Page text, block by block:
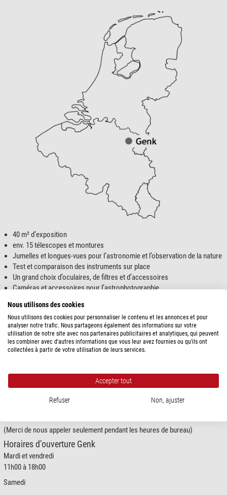
40 m² d’exposition
env. 15 télescopes et montures
Jumelles et longues-vues pour l’astronomie et l’observation de la nature
Test et comparaison des instruments sur place
Un grand choix d’oculaires, de filtres et d’accessoires
Caméras et accessoires pour l’astrophotographie
propre marque, Omegon
Exposition, planétarium et observatoire du Cosmodrome
Nous parlons néerlandais, français, anglais et allemand et nous serions
heureux de votre visite !
3600 Genk, Belgique
(Merci de nous appeler seulement pendant les heures de bureau)
Horaires d’ouverture Genk
Mardi et vendredi
11h00 à 18h00
Samedi
Nous utilisons des cookies
Nous utilisons des cookies pour personnaliser le contenu et les annonces et pour
analyser notre trafic. Nous partageons également des informations sur votre
utilisation de notre site avec nos partenaires publicitaires et analytiques, qui peuvent
les combiner avec d'autres informations que vous leur avez fournies ou qu'ils ont
collectées à partir de votre utilisation de leurs services.
Accepter tout
Refuser Non, ajuster